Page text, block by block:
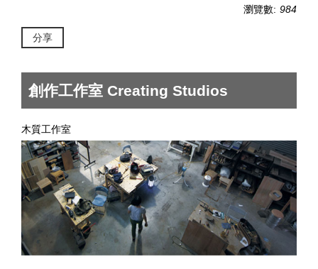
瀏覽數: 984
分享
創作工作室 Creating Studios
木質工作室